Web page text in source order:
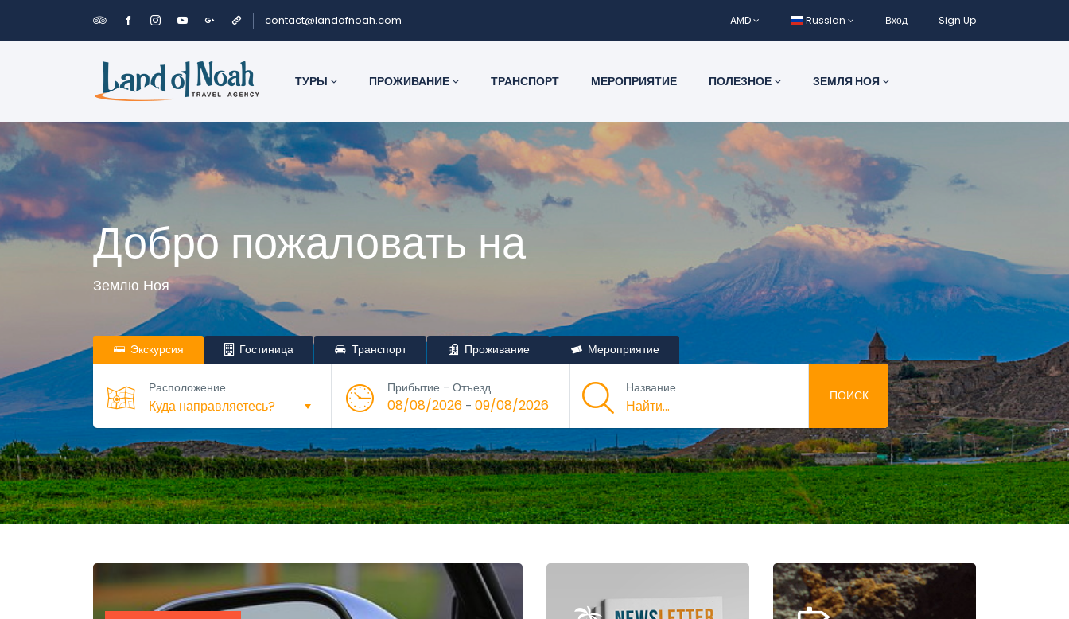
contact@landofnoah.com AMD Russian Вход Sign Up
ТУРЫ ПРОЖИВАНИЕ ТРАНСПОРТ МЕРОПРИЯТИЕ ПОЛЕЗНОЕ ЗЕМЛЯ НОЯ
Добро пожаловать на
Землю Ноя
Экскурсия Гостиница Транспорт Проживание Мероприятие
Расположение Прибытие - Отъезд
08/08/2026 - 09/08/2026
Название ПОИСК